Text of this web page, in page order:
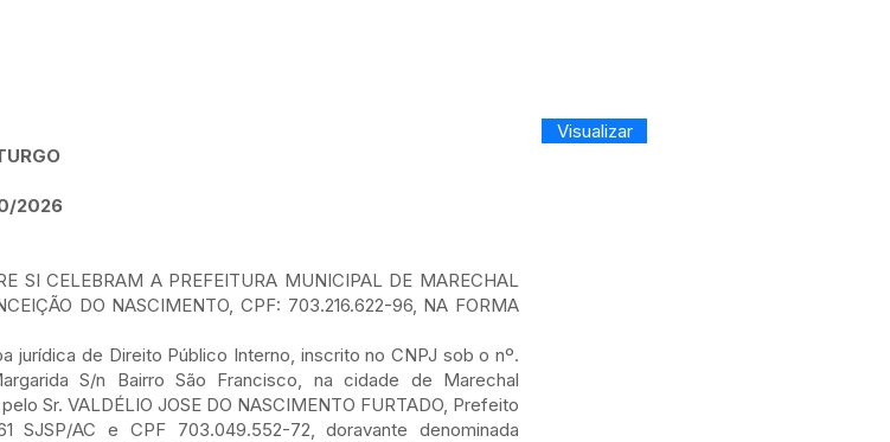
2026
SI CELEBRAM A PREFEITURA MUNICIPAL DE MARECHAL
DO NASCIMENTO, CPF: 703.216.622-96, NA FORMA
jurídica de Direito Público Interno, inscrito no CNPJ sob o nº.
S/n Bairro São Francisco, na cidade de Marechal
Sr. VALDÉLIO JOSE DO NASCIMENTO FURTADO, Prefeito
AC e CPF 703.049.552-72, doravante denominada
Visualizar